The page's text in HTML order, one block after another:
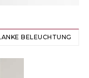
BELEUCHTUNG